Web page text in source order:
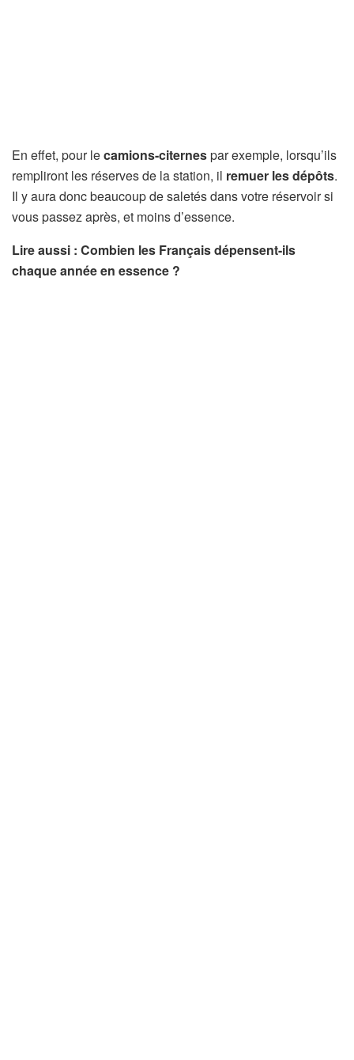
En effet, pour lecamions-citernespar exemple, lorsqu’ils
rempliront les réserves de la station, il remuer les dépôts.
Il y aura donc beaucoup de saletés dans votre réservoir si
vous passez après, et moins d’essence.
Lire aussi : Combien les Français dépensent-ils
chaque année en essence ?